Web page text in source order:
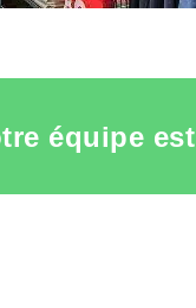
équipe